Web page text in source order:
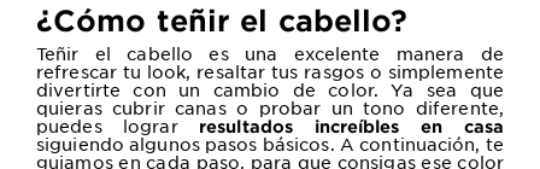
¿Cómo teñir el cabello?
Teñir el cabello es una excelente manera de
refrescar tu look, resaltar tus rasgos o simplemente
divertirte con un cambio de color. Ya sea que
quieras cubrir canas o probar un tono diferente,
puedes lograr resultados increíbles en casa
siguiendo algunos pasos básicos. A continuación, te
guiamos en cada paso, para que consigas ese color